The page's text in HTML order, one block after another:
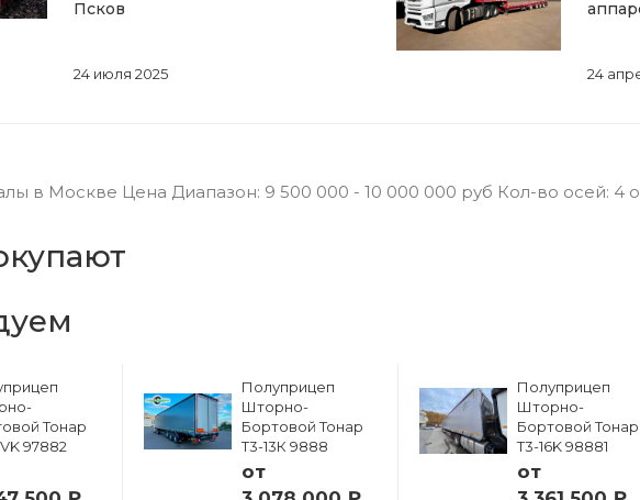
24 июля 2025
Псков
24
в Москве Цена Диапазон: 9 500 000 - 10 000 000 руб Кол-во осей: 4
Тонар
97882
Полуприцеп
Шторно-
Бортовой Тонар
Т3-13К 9888
от
Полуприцеп
Шторно-
Бортовой Тонар
Т3-16K 98881
от